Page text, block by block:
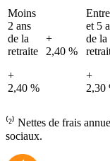
Moins
2 ans
de la
retraite
+
2,40 %
+
2,40 %
et 5
de la
+
2,30
⁽²⁾ Nettes de frais
sociaux.